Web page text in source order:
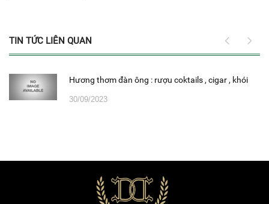
TIN TỨC LIÊN QUAN
Hương thơm đàn ông : rượu coktails , cigar , khói
30/09/2023